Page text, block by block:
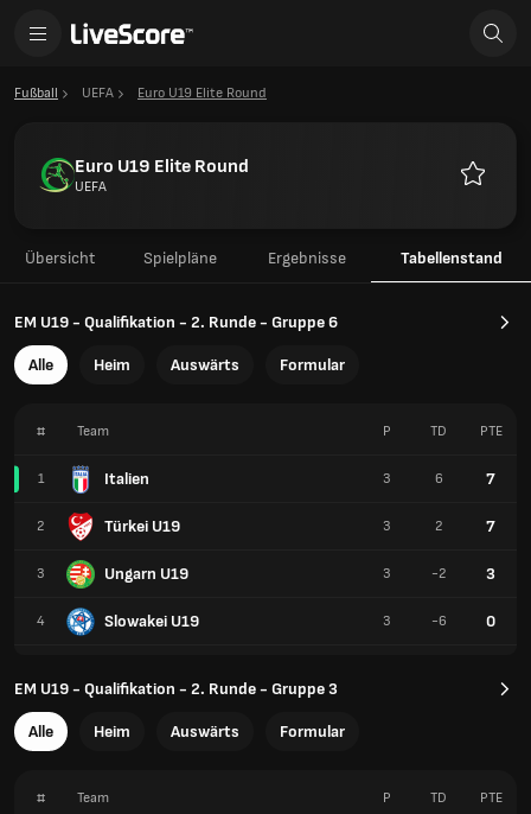
Fußball UEFA Euro U19 Elite Round
Euro U19 Elite Round
UEFA
Übersicht Spielpläne Ergebnisse Tabellenstand
EM U19 - Qualifikation - 2. Runde - Gruppe 6
Alle Heim Auswärts Formular
# Team
1 Italien
2 Türkei U19
3 Ungarn U19
4 Slowakei U19
P TD PTE
3 6 7
3 2 7
3 -2 3
3 -6 0
EM U19 - Qualifikation - 2. Runde - Gruppe 3
Alle Heim Auswärts Formular
# Team P TD PTE